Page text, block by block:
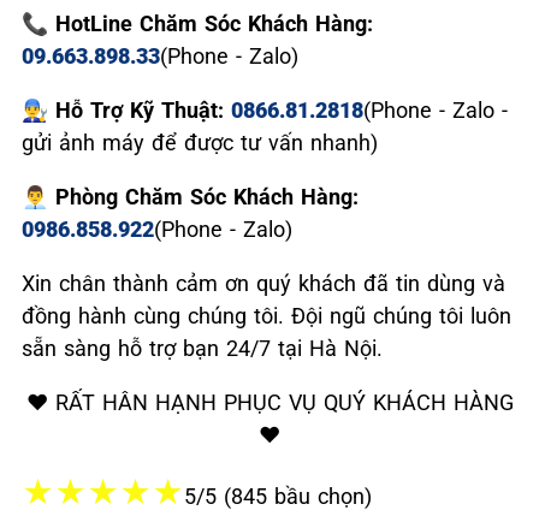
📞 HotLine Chăm Sóc Khách Hàng:
09.663.898.33(Phone - Zalo)
👨‍🔧 Hỗ Trợ Kỹ Thuật: 0866.81.2818(Phone - Zalo -
gửi ảnh máy để được tư vấn nhanh)
👨‍💼 Phòng Chăm Sóc Khách Hàng:
0986.858.922(Phone - Zalo)
Xin chân thành cảm ơn quý khách đã tin dùng và
đồng hành cùng chúng tôi. Đội ngũ chúng tôi luôn
sẵn sàng hỗ trợ bạn 24/7 tại Hà Nội.
❤️ RẤT HÂN HẠNH PHỤC VỤ QUÝ KHÁCH HÀNG
❤️
★★★★★5/5 (845 bầu chọn)